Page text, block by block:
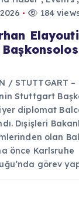
184
/ STUTTGART –
Stuttgart
diplomat
Dışişleri
olan
önce Karlsruhe
görev